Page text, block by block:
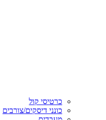
כרטיסי קול
כונני דיסקים/צורבים